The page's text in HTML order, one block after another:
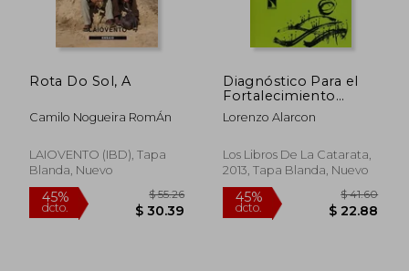
dcto. $ 25.68
45%
dcto.
Rota Do Sol, A
Camilo Nogueira RomÁn
LAIOVENTO (IBD), Tapa
Blanda, Nuevo
Diagnóstico Para el
Fortalecimiento
Institucional de los
Gobiernos Locales en
Gestión Operativa,
Estratégica y
Provincia de Loja
Lorenzo Alarcon
Los Libros De La Catarata,
2013, Tapa Blanda, Nuevo